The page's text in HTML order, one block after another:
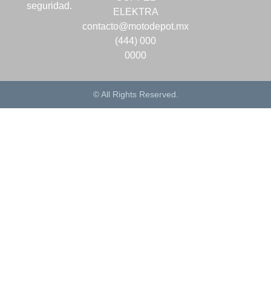
seguridad.
ELEKTRA
contacto@motodepot.mx
(444) 000
0000
© All Rights Reserved.